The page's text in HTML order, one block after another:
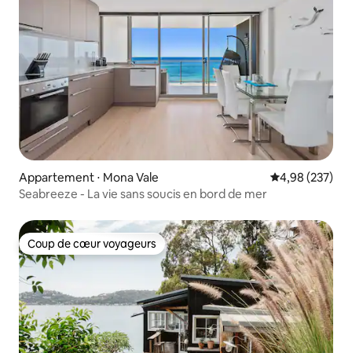
Appartement ⋅ Mona Vale Évaluation
4,98 (237)
Seabreeze - La vie sans soucis en bord de mer
Coup de cœur voyageurs
Coup de cœur voyageurs